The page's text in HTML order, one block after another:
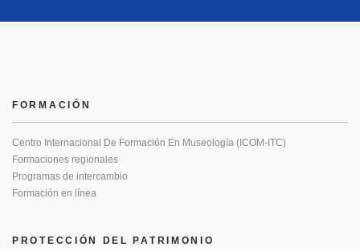
PROTECCIÓN DEL PATRIMONIO
FORMACIÓN
Centro Internacional De Formación En Museología (ICOM-ITC)
Formaciones regionales
Programas de intercambio
Formación en línea